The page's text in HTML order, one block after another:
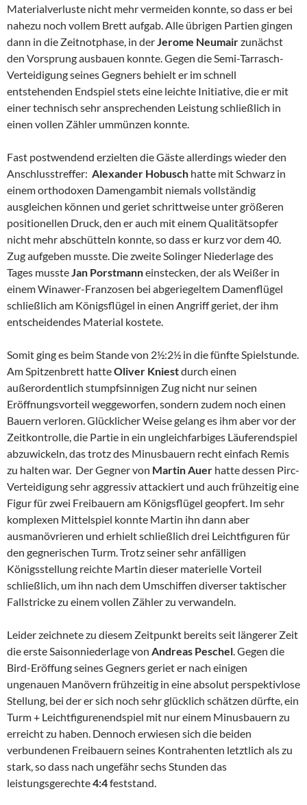
Materialverluste nicht mehr vermeiden konnte, so dass er bei
nahezu noch vollem Brett aufgab. Alle übrigen Partien gingen
dann in die Zeitnotphase, in derJerome Neumairzunächst
den Vorsprung ausbauen konnte. Gegen die Semi-Tarrasch-
Verteidigung seines Gegners behielt er im schnell
entstehenden Endspiel stets eine leichte Initiative, die er mit
einer technisch sehr ansprechenden Leistung schließlich in
einen vollen Zähler ummünzen konnte.
Fast postwendend erzielten die Gäste allerdings wieder den
Anschlusstreffer: Alexander Hobusch hatte mit Schwarz in
einem orthodoxen Damengambit niemals vollständig
ausgleichen können und geriet schrittweise unter größeren
positionellen Druck, den er auch mit einem Qualitätsopfer
nicht mehr abschütteln konnte, so dass er kurz vor dem 40.
Zug aufgeben musste. Die zweite Solinger Niederlage des
Tages mussteJan Porstmanneinstecken, der als Weißer in
einem Winawer-Franzosen bei abgeriegeltem Damenflügel
schließlich am Königsflügel in einen Angriff geriet, der ihm
entscheidendes Material kostete.
Somit ging es beim Stande von 2½:2½ in die fünfte Spielstunde.
Am Spitzenbrett hatteOliver Kniestdurch einen
außerordentlich stumpfsinnigen Zug nicht nur seinen
Eröffnungsvorteil weggeworfen, sondern zudem noch einen
Bauern verloren. Glücklicher Weise gelang es ihm aber vor der
Zeitkontrolle, die Partie in ein ungleichfarbiges Läuferendspiel
abzuwickeln, das trotz des Minusbauern recht einfach Remis
zu halten war. Der Gegner von Martin Auer hatte dessen Pirc-
Verteidigung sehr aggressiv attackiert und auch frühzeitig eine
Figur für zwei Freibauern am Königsflügel geopfert. Im sehr
komplexen Mittelspiel konnte Martin ihn dann aber
ausmanövrieren und erhielt schließlich drei Leichtfiguren für
den gegnerischen Turm. Trotz seiner sehr anfälligen
Königsstellung reichte Martin dieser materielle Vorteil
schließlich, um ihn nach dem Umschiffen diverser taktischer
Fallstricke zu einem vollen Zähler zu verwandeln.
Leider zeichnete zu diesem Zeitpunkt bereits seit längerer Zeit
die erste Saisonniederlage von Andreas Peschel. Gegen die
Bird-Eröffung seines Gegners geriet er nach einigen
ungenauen Manövern frühzeitig in eine absolut perspektivlose
Stellung, bei der er sich noch sehr glücklich schätzen dürfte, ein
Turm + Leichtfigurenendspiel mit nur einem Minusbauern zu
erreicht zu haben. Dennoch erwiesen sich die beiden
verbundenen Freibauern seines Kontrahenten letztlich als zu
stark, so dass nach ungefähr sechs Stunden das
leistungsgerechte4:4feststand.